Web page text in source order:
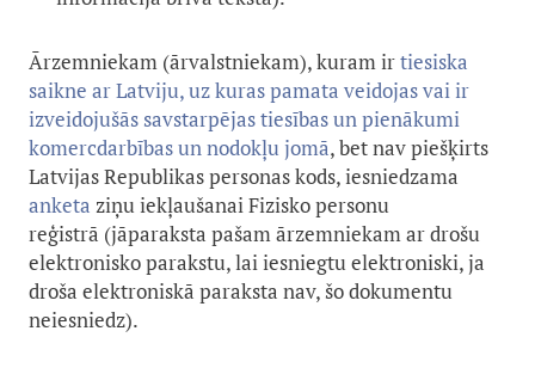
Ārzemniekam (ārvalstniekam), kuram irtiesiska
saikne ar Latviju, uz kuras pamata veidojas vai ir
izveidojušās savstarpējas tiesības un pienākumi
komercdarbības un nodokļu jomā, bet nav piešķirts
Latvijas Republikas personas kods, iesniedzama
anketa ziņu iekļaušanai Fizisko personu
reģistrā (jāparaksta pašam ārzemniekam ar drošu
elektronisko parakstu, lai iesniegtu elektroniski, ja
droša elektroniskā paraksta nav, šo dokumentu
neiesniedz).